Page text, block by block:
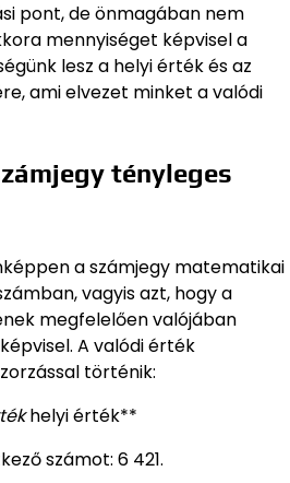
pont, de önmagában nem
mennyiséget képvisel a
lesz a helyi érték és az
ami elvezet minket a valódi
tényleges
a számjegy matematikai
vagyis azt, hogy a
megfelelően valójában
A valódi érték
történik:
helyi érték**
számot: 6 421.